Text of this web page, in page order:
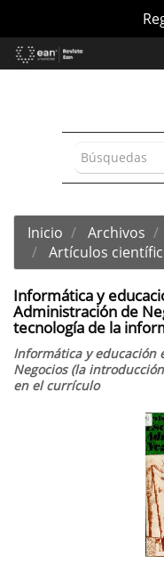
Contenido
principal
Inicio Archivos
Artículos
Informática y
Administración de
tecnología de la
Informática y educación
Negocios (la
en el currículo